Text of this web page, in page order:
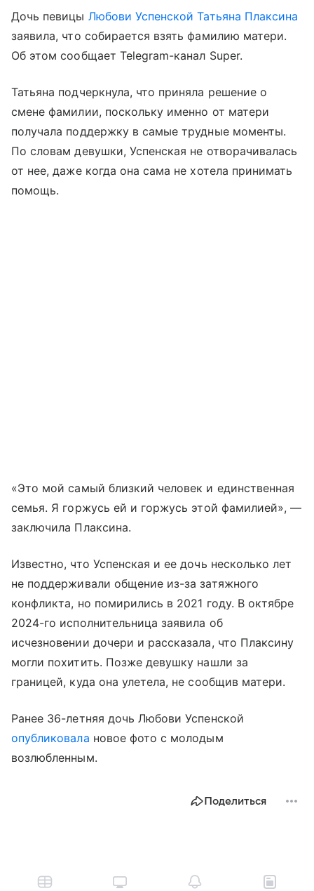
Дочь певицы Любови Успенской Татьяна Плаксина
заявила, что собирается взять фамилию матери.
Об этом сообщает Telegram-канал Super.
Татьяна подчеркнула, что приняла решение о
смене фамилии, поскольку именно от матери
получала поддержку в самые трудные моменты.
По словам девушки, Успенская не отворачивалась
от нее, даже когда она сама не хотела принимать
помощь.
«Это мой самый близкий человек и единственная
семья. Я горжусь ей и горжусь этой фамилией», —
заключила Плаксина.
Известно, что Успенская и ее дочь несколько лет
не поддерживали общение из-за затяжного
конфликта, но помирились в 2021 году. В октябре
2024-го исполнительница заявила об
исчезновении дочери и рассказала, что Плаксину
могли похитить. Позже девушку нашли за
границей, куда она улетела, не сообщив матери.
Ранее 36-летняя дочь Любови Успенской
опубликовала новое фото с молодым
возлюбленным.
Поделиться